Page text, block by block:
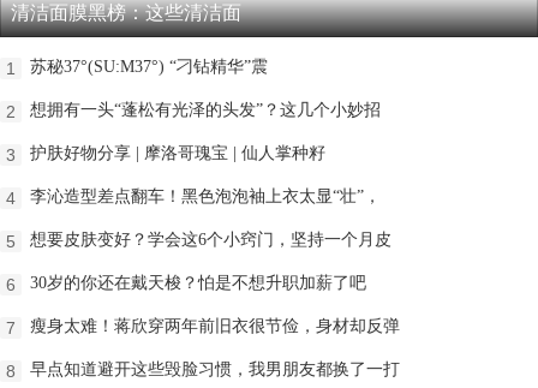
清洁面膜黑榜：这些清洁面
1 苏秘37°(SU:M37°) “刁钻精华”震
2 想拥有一头“蓬松有光泽的头发”？这几个小妙招
3 护肤好物分享 | 摩洛哥瑰宝 | 仙人掌种籽
4 李沁造型差点翻车！黑色泡泡袖上衣太显“壮”，
5 想要皮肤变好？学会这6个小窍门，坚持一个月皮
6 30岁的你还在戴天梭？怕是不想升职加薪了吧
7 瘦身太难！蒋欣穿两年前旧衣很节俭，身材却反弹
8 早点知道避开这些毁脸习惯，我男朋友都换了一打